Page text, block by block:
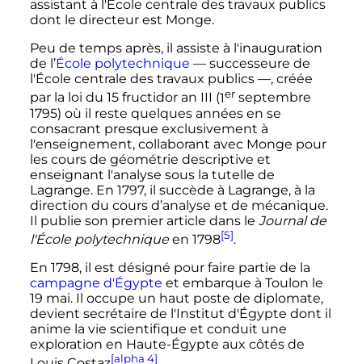
assistant à l'École centrale des travaux publics
dont le directeur est Monge.
Peu de temps après, il assiste à l'inauguration
de l’École polytechnique — successeure de
l'École centrale des travaux publics —, créée
par la loi du 15 fructidor an III (1erseptembre
1795) où il reste quelques années en se
consacrant presque exclusivement à
l'enseignement, collaborant avec Monge pour
les cours de géométrie descriptive et
enseignant l'analyse sous la tutelle de
Lagrange. En 1797, il succède à Lagrange, à la
direction du cours d’analyse et de mécanique.
Il publie son premier article dans le Journal de
l'École polytechniqueen 1798[5].
En 1798, il est désigné pour faire partie de la
campagne d'Égypte et embarque à Toulon le
19 mai. Il occupe un haut poste de diplomate,
devient secrétaire de l'Institut d'Égypte dont il
anime la vie scientifique et conduit une
exploration en Haute-Égypte aux côtés de
[alpha 4]